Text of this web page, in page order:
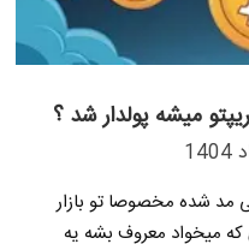
میشه پولدار شد ؟
مد شده مخصوصا تو بازار
که میخواد معروف بشه یه